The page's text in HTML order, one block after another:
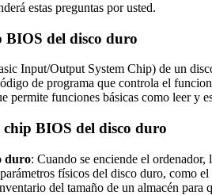
estas preguntas por usted.
BIOS del disco duro
Input/Output System Chip) de un
de programa que controla el
permite funciones básicas como leer y
BIOS del disco duro
duro: Cuando se enciende el
físicos del disco duro, como
del tamaño de un almacén para